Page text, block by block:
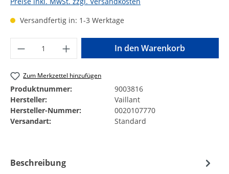
Versandfertig in: 1-3 Werktage
Produkt Anzahl: Gib den gewünschten
In den Warenkorb
Zum Merkzettel hinzufügen
Produktnummer:
9003816
Hersteller:
Vaillant
Hersteller-Nummer:
0020107770
Versandart:
Standard
Beschreibung